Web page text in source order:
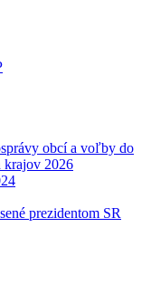
obcí a voľby do
krajov 2026
prezidentom SR